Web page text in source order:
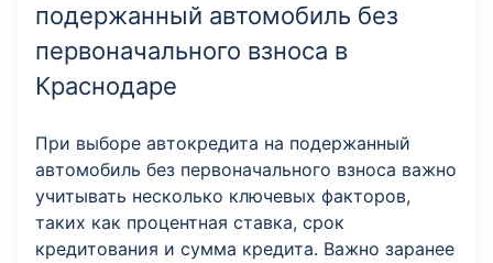
подержанный автомобиль без
первоначального взноса в
Краснодаре
При выборе автокредита на подержанный
автомобиль без первоначального взноса важно
учитывать несколько ключевых факторов,
таких как процентная ставка, срок
кредитования и сумма кредита. Важно заранее